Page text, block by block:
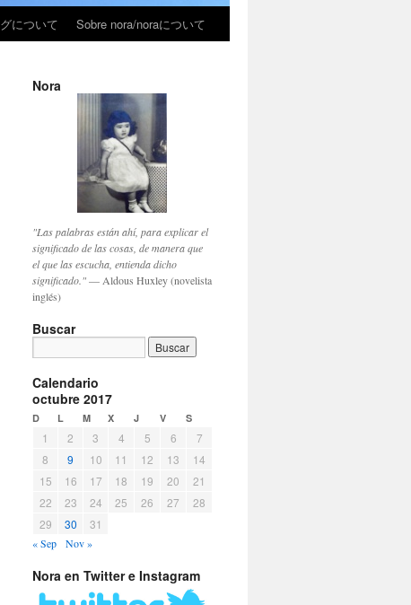
について Sobre nora/noraについて
Nora
"Las palabras están ahí, para explicar el
significado de las cosas, de manera que
el que las escucha, entienda dicho
significado."— Aldous Huxley (novelista
inglés)
Buscar
Calendario
octubre 2017
D L M X J V S
1 2 3 4 5 6
7
8
9 10 11 12 13
14
15
16 17 18 19 20
21
22
23 24 25 26 27
28
29
30 31
« Sep Nov »
Nora en Twitter e Instagram